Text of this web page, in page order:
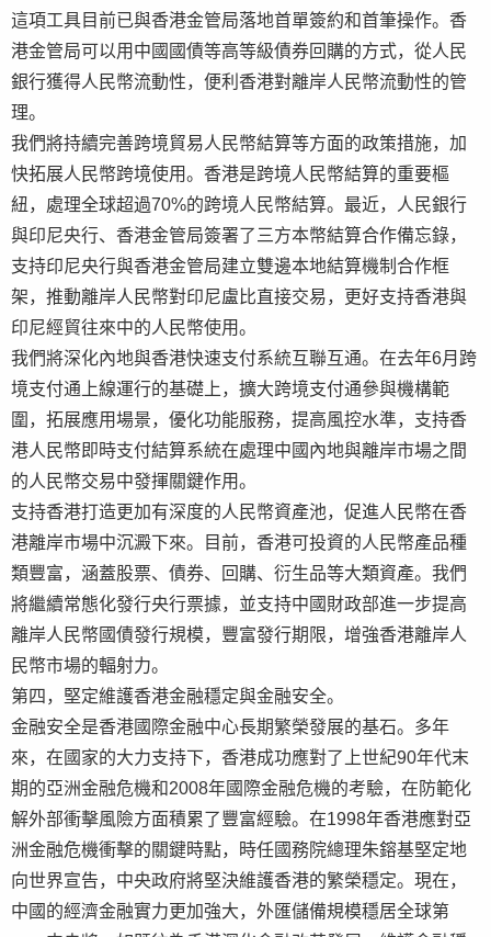
這項工具目前已與香港金管局落地首單簽約和首筆操作。香
港金管局可以用中國國債等高等級債券回購的方式，從人民
銀行獲得人民幣流動性，便利香港對離岸人民幣流動性的管
理。
我們將持續完善跨境貿易人民幣結算等方面的政策措施，加
快拓展人民幣跨境使用。香港是跨境人民幣結算的重要樞
紐，處理全球超過70%的跨境人民幣結算。最近，人民銀行
與印尼央行、香港金管局簽署了三方本幣結算合作備忘錄，
支持印尼央行與香港金管局建立雙邊本地結算機制合作框
架，推動離岸人民幣對印尼盧比直接交易，更好支持香港與
印尼經貿往來中的人民幣使用。
我們將深化內地與香港快速支付系統互聯互通。在去年6月跨
境支付通上線運行的基礎上，擴大跨境支付通參與機構範
圍，拓展應用場景，優化功能服務，提高風控水準，支持香
港人民幣即時支付結算系統在處理中國內地與離岸市場之間
的人民幣交易中發揮關鍵作用。
支持香港打造更加有深度的人民幣資產池，促進人民幣在香
港離岸市場中沉澱下來。目前，香港可投資的人民幣產品種
類豐富，涵蓋股票、債券、回購、衍生品等大類資產。我們
將繼續常態化發行央行票據，並支持中國財政部進一步提高
離岸人民幣國債發行規模，豐富發行期限，增強香港離岸人
民幣市場的輻射力。
第四，堅定維護香港金融穩定與金融安全。
金融安全是香港國際金融中心長期繁榮發展的基石。多年
來，在國家的大力支持下，香港成功應對了上世紀90年代末
期的亞洲金融危機和2008年國際金融危機的考驗，在防範化
解外部衝擊風險方面積累了豐富經驗。在1998年香港應對亞
洲金融危機衝擊的關鍵時點，時任國務院總理朱鎔基堅定地
向世界宣告，中央政府將堅決維護香港的繁榮穩定。現在，
中國的經濟金融實力更加強大，外匯儲備規模穩居全球第